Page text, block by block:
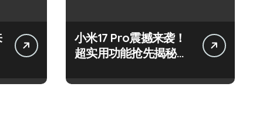
小米17 Pro震撼来袭！
超实用功能抢先揭秘，